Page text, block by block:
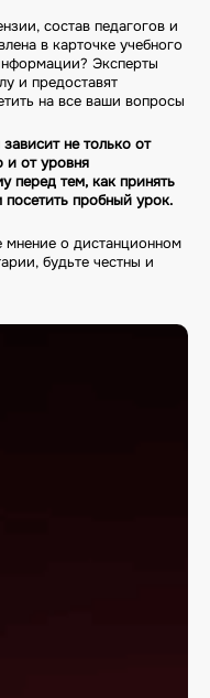
состав педагогов и
в карточке учебного
Эксперты
и предоставят
на все ваши вопросы
не только от
и от уровня
перед тем, как принять
пробный урок.
мнение о дистанционном
будьте честны и